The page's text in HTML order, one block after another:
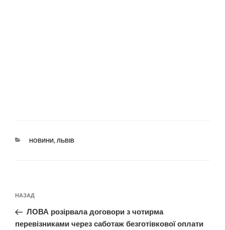
КАТЕГОРІЇ
НОВИНИ, ЛЬВІВ
записів
Попередній
запис:
НАЗАД
ЛОВА розірвала договори з чотирма
перевізниками через саботаж безготівкової оплати